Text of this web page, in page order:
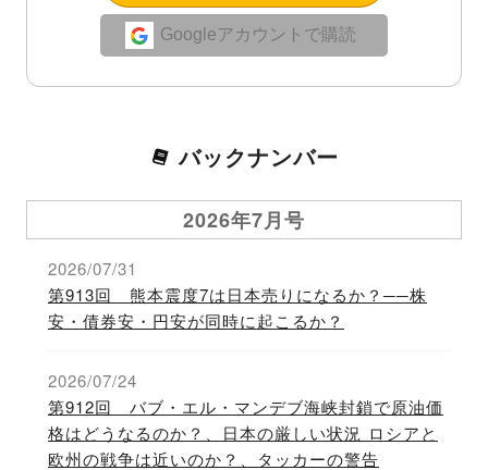
Googleアカウントで購読
バックナンバー
2026年7月号
2026/07/31
第913回 熊本震度7は日本売りになるか？──株
安・債券安・円安が同時に起こるか？
2026/07/24
第912回 バブ・エル・マンデブ海峡封鎖で原油価
格はどうなるのか？、日本の厳しい状況 ロシアと
欧州の戦争は近いのか？、タッカーの警告